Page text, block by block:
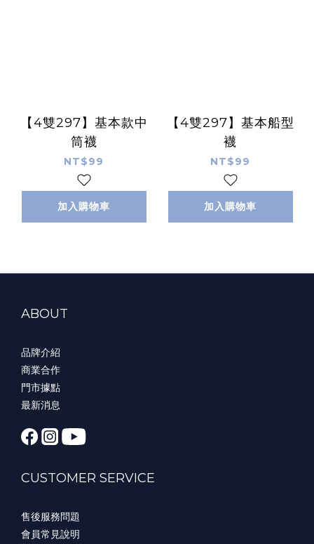
【4雙297】基本款中
筒襪
NT$99
加入購物車
【4雙297】基本船型
襪
NT$99
加入購物車
ABOUT
品牌介紹
商業合作
門市據點
最新消息
CUSTOMER SERVICE
售後服務問題
會員常見說明